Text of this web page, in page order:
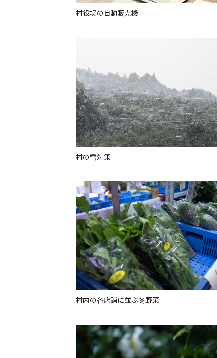
村役場の自動販売機
村の雪対策
村内の各店舗に並ぶ冬野菜